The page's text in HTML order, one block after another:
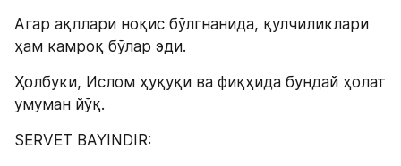
Агар ақллари ноқис бўлгнанида, қулчиликлари
ҳам камроқ бўлар эди.
Ҳолбуки, Ислом ҳуқуқи ва фиқҳида бундай ҳолат
умуман йўқ.
SERVET BAYINDIR: